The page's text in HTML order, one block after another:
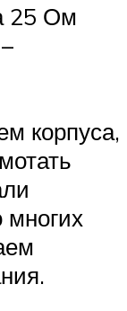
25 Ом
корпуса,
многих